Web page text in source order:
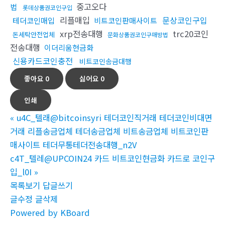
법
롯데상품권코인구입 중고오다
테더코인매입 리플매입 비트코인판매사이트 문상코인구입
돈세탁안전업체 xrp전송대행 문화상품권코인구매방법
trc20코인
전송대행 이더리움현금화
신용카드코인충전
비트코인송금대행
좋아요 0 싫어요 0
인쇄
« u4C_텔래@bitcoinsyri 테더코인직거래 테더코인비대면
거래 리플송금업체 테더송금업체 비트송금업체 비트코인판
매사이트 테더무통테더전송대행_n2V
c4T_텔레@UPCOIN24 카드 비트코인현금화 카드로 코인구
입_l0I »
목록보기 답글쓰기
글수정 글삭제
Powered by KBoard